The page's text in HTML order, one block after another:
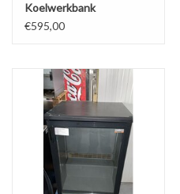
Koelwerkbank
€595,00